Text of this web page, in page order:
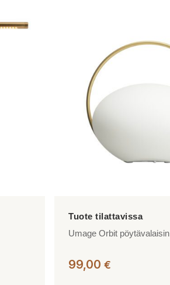
muunnelma.
valinnat
tuotteen
Umage Orbit pöytävalaisin
99,00 €